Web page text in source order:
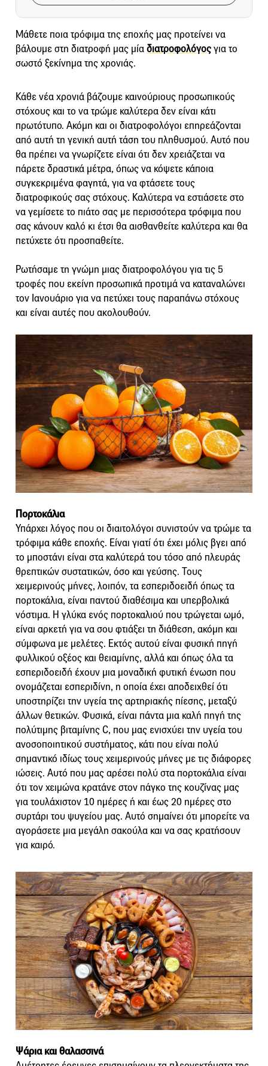
Μάθετε ποια τρόφιμα της εποχής μας προτείνει να
βάλουμε στη διατροφή μας μίαδιατροφολόγοςγια το
σωστό ξεκίνημα της χρονιάς.
Κάθε νέα χρονιά βάζουμε καινούριους προσωπικούς
στόχους και το να τρώμε καλύτερα δεν είναι κάτι
πρωτότυπο. Ακόμη και οι διατροφολόγοι επηρεάζονται
από αυτή τη γενική αυτή τάση του πληθυσμού. Αυτό που
θα πρέπει να γνωρίζετε είναι ότι δεν χρειάζεται να
πάρετε δραστικά μέτρα, όπως να κόψετε κάποια
συγκεκριμένα φαγητά, για να φτάσετε τους
διατροφικούς σας στόχους. Καλύτερα να εστιάσετε στο
να γεμίσετε το πιάτο σας με περισσότερα τρόφιμα που
σας κάνουν καλό κι έτσι θα αισθανθείτε καλύτερα και θα
πετύχετε ότι προσπαθείτε.
Ρωτήσαμε τη γνώμη μιας διατροφολόγου για τις 5
τροφές που εκείνη προσωπικά προτιμά να καταναλώνει
τον Ιανουάριο για να πετύχει τους παραπάνω στόχους
και είναι αυτές που ακολουθούν.
Πορτοκάλια
Υπάρχει λόγος που οι διαιτολόγοι συνιστούν να τρώμε τα
τρόφιμα κάθε εποχής. Είναι γιατί ότι έχει μόλις βγει από
το μποστάνι είναι στα καλύτερά του τόσο από πλευράς
θρεπτικών συστατικών, όσο και γεύσης. Τους
χειμερινούς μήνες, λοιπόν, τα εσπεριδοειδή όπως τα
πορτοκάλια, είναι παντού διαθέσιμα και υπερβολικά
νόστιμα. Η γλύκα ενός πορτοκαλιού που τρώγεται ωμό,
είναι αρκετή για να σου φτιάξει τη διάθεση, ακόμη και
σύμφωνα με μελέτες. Εκτός αυτού είναι φυσική πηγή
φυλλικού οξέος και θειαμίνης, αλλά και όπως όλα τα
εσπεριδοειδή έχουν μια μοναδική φυτική ένωση που
ονομάζεται εσπεριδίνη, η οποία έχει αποδειχθεί ότι
υποστηρίζει την υγεία της αρτηριακής πίεσης, μεταξύ
άλλων θετικών. Φυσικά, είναι πάντα μια καλή πηγή της
πολύτιμης βιταμίνης C, που μας ενισχύει την υγεία του
ανοσοποιητικού συστήματος, κάτι που είναι πολύ
σημαντικό ιδίως τους χειμερινούς μήνες με τις διάφορες
ιώσεις. Αυτό που μας αρέσει πολύ στα πορτοκάλια είναι
ότι τον χειμώνα κρατάνε στον πάγκο της κουζίνας μας
για τουλάχιστον 10 ημέρες ή και έως 20 ημέρες στο
συρτάρι του ψυγείου μας. Αυτό σημαίνει ότι μπορείτε να
αγοράσετε μια μεγάλη σακούλα και να σας κρατήσουν
για καιρό.
Ψάρια και θαλασσινά